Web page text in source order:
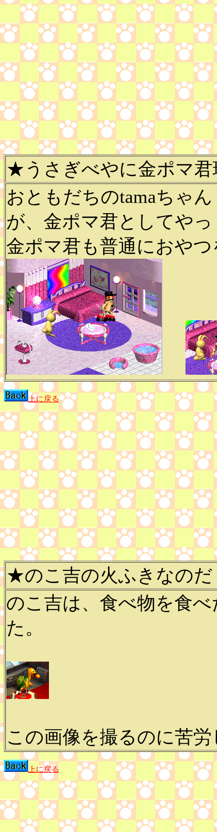
★うさぎべやに金ポマ君
おともだちのtamaちゃ
が、金ポマ君としてや
金ポマ君も普通におや
上に戻る
★のこ吉の火ふきなのだ
のこ吉は、食べ物を食
た。
この画像を撮るのに苦
上に戻る